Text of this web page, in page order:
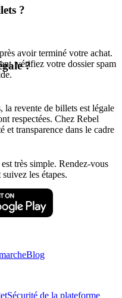
?
avoir terminé votre achat.
vérifiez votre dossier spam
?
la revente de billets est légale
respectées. Chez Rebel
et transparence dans le cadre
très simple. Rendez-vous
les étapes.
Blog
Sécurité de la plateforme